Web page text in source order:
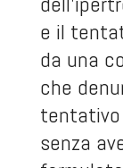
e il
da una
che
senza